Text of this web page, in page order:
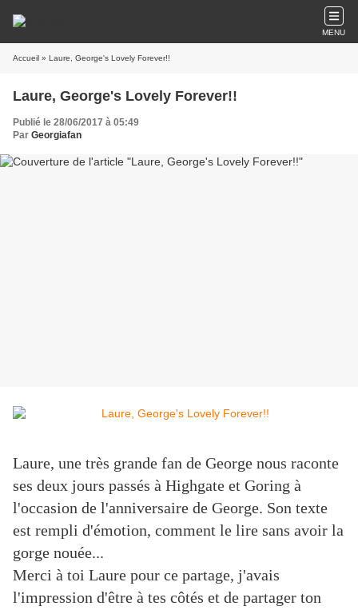
MENU
Accueil » Laure, George's Lovely Forever!!
Laure, George's Lovely Forever!!
Publié le 28/06/2017 à 05:49
Par Georgiafan
Laure, une très grande fan de George nous raconte
ses deux jours passés à Highgate et Goring à
l'occasion de l'anniversaire de George. Son texte
est rempli d'émotion, comment le lire sans avoir la
gorge nouée...
Merci à toi Laure pour ce partage, j'avais
l'impression d'être à tes côtés et de partager ton